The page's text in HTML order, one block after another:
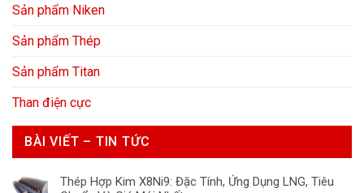
Sản phẩm Niken
Sản phẩm Thép
Sản phẩm Titan
Than điện cực
BÀI VIẾT – TIN TỨC
Thép Hợp Kim X8Ni9: Đặc Tính, Ứng Dụng LNG, Tiêu